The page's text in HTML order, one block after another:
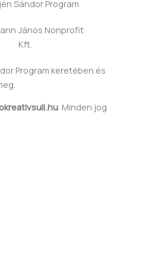
Program keretében és
Minden jog